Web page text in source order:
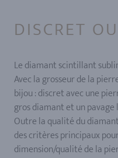
DISCRET
Le diamant scintillant
Avec la grosseur de la
bijou : discret avec une
gros diamant et un
Outre la qualité du
des critères principaux
dimension/qualité de la